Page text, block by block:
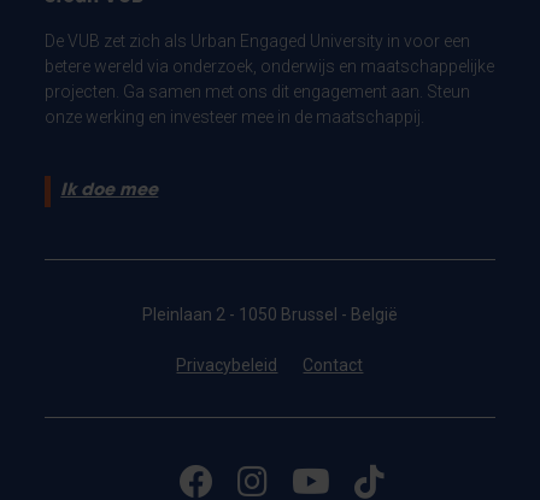
De VUB zet zich als Urban Engaged University in voor een
betere wereld via onderzoek, onderwijs en maatschappelijke
projecten. Ga samen met ons dit engagement aan. Steun
onze werking en investeer mee in de maatschappij.
Ik doe mee
Pleinlaan 2 - 1050 Brussel - België
Privacybeleid Contact